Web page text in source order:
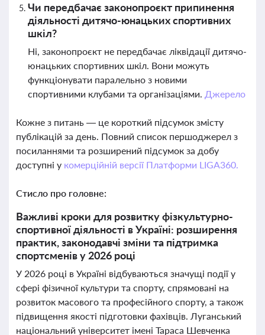
Чи передбачає законопроєкт припинення
діяльності дитячо-юнацьких спортивних
шкіл?
Ні, законопроєкт не передбачає ліквідації дитячо-
юнацьких спортивних шкіл. Вони можуть
функціонувати паралельно з новими
спортивними клубами та організаціями. Джерело
Кожне з питань — це короткий підсумок змісту
публікацій за день. Повний список першоджерел з
посиланнями та розширений підсумок за добу
доступні у комерційній версії Платформи LIGA360.
Стисло про головне:
Важливі кроки для розвитку фізкультурно-
спортивної діяльності в Україні: розширення
практик, законодавчі зміни та підтримка
спортсменів у 2026 році
У 2026 році в Україні відбуваються значущі події у
сфері фізичної культури та спорту, спрямовані на
розвиток масового та професійного спорту, а також
підвищення якості підготовки фахівців. Луганський
національний університет імені Тараса Шевченка